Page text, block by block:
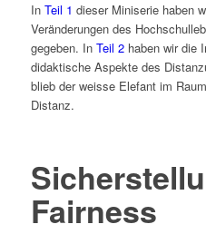
In Teil 1 dieser Miniserie haben
Veränderungen des
gegeben. In Teil 2haben wir die
didaktische Aspekte des
blieb der weisse Elefant im
Distanz.
Fairness